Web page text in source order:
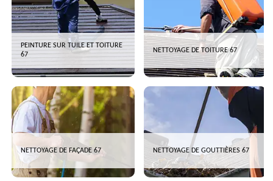
PEINTURE SUR TUILE ET TOITURE
67
NETTOYAGE DE TOITURE 67
NETTOYAGE DE FAÇADE 67 NETTOYAGE DE GOUTTIÈRES 67